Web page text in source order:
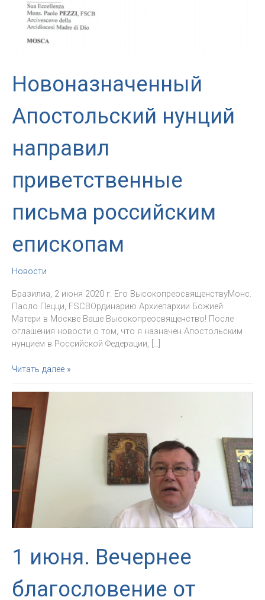
Новоназначенный
Апостольский нунций
направил
приветственные
письма российским
епископам
Новости
Бразилиа, 2 июня 2020 г. Его ВысокопреосвященствуМонс.
Паоло Пецци, FSCBОрдинарию Архиепархии Божией
Матери в Москве Ваше Высокопреосвященство! После
оглашения новости о том, что я назначен Апостольским
нунцием в Российской Федерации, […]
Новоназначенный
Апостольский
нунций
направил
приветственные
письма
российским
епископам
Читать далее »
1 июня. Вечернее
благословение от